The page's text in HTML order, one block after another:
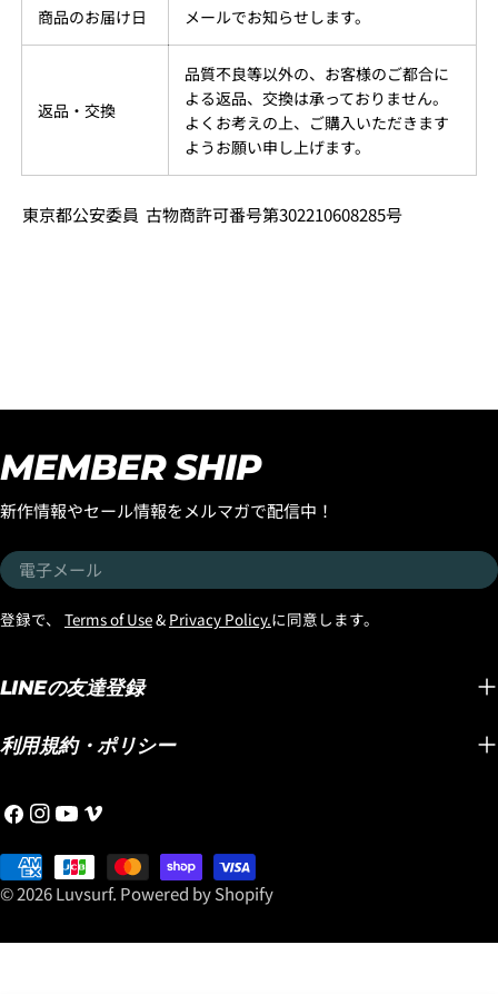
商品のお届け日 メールでお知らせします。
返品・交換
品質不良等以外の、お客様のご都合に
よる返品、交換は承っておりません。
よくお考えの上、ご購入いただきます
ようお願い申し上げます。
東京都公安委員 古物商許可番号第302210608285号
MEMBER SHIP
新作情報やセール情報をメルマガで配信中！
電
子
メ
登録で、 Terms of Use& Privacy Policy.に同意します。
LINEの友達登録
利用規約・ポリシー
フ
ス
ッ
イ
ス
タ
ラ
YouTube
ヴ
メ
オ
© 2026Luvsurf. Powered by Shopify
支
い